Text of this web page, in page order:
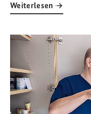
Weiterlesen
Link zum Artikel: